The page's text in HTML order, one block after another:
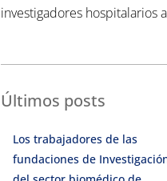
investigadores hospitalarios
Últimos posts
Los trabajadores de las
fundaciones de